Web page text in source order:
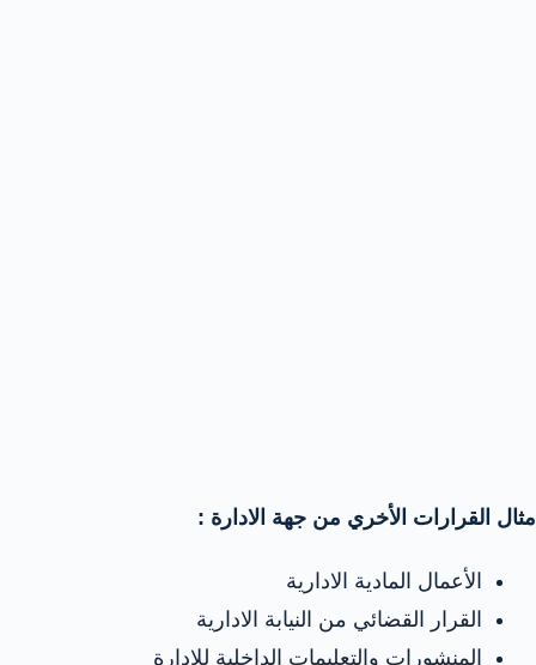
مثال القرارات الأخري من جهة الادارة :
الأعمال المادية الادارية
القرار القضائي من النيابة الادارية
المنشورات والتعليمات الداخلية للادارة